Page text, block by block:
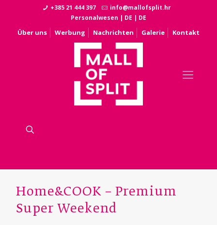
+385 21 444 397
info@mallofsplit.hr
Personalwesen | DE | DE
Über uns Werbung Nachrichten Galerie Kontakt
Home&COOK – Premium
Super Weekend